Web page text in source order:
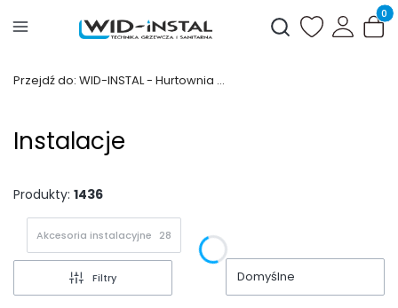
Otwórz
Przejdź do: WID-INSTAL - Hurtownia Hydrauliczna | Wejherowo
Instalacje
Produkty: 1436
Akcesoria instalacyjne 28
Filtry Domyślne